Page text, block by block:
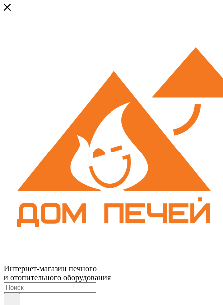
Интернет-магазин печного
и отопительного оборудования